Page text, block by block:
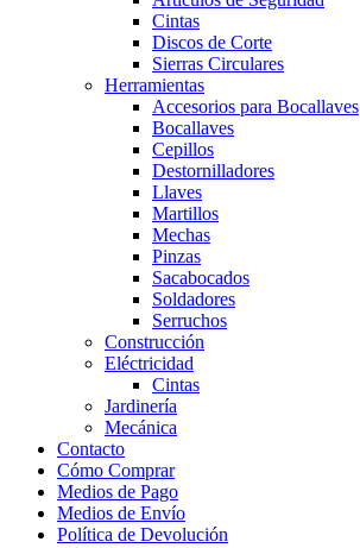
Cintas
Discos de Corte
Sierras Circulares
Herramientas
Accesorios para Bocallaves
Bocallaves
Cepillos
Destornilladores
Llaves
Martillos
Mechas
Pinzas
Sacabocados
Soldadores
Serruchos
Construcción
Eléctricidad
Cintas
Jardinería
Mecánica
Contacto
Cómo Comprar
Medios de Pago
Medios de Envío
Política de Devolución